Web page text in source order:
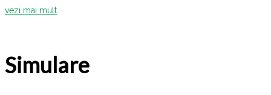
vezi mai mult
Simulare